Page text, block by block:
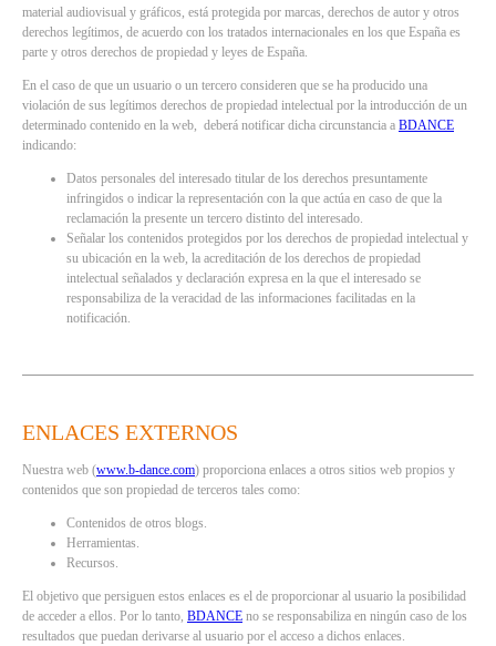
material audiovisual y gráficos, está protegida por marcas, derechos de autor y otros
derechos legítimos, de acuerdo con los tratados internacionales en los que España es
parte y otros derechos de propiedad y leyes de España.
En el caso de que un usuario o un tercero consideren que se ha producido una
violación de sus legítimos derechos de propiedad intelectual por la introducción de un
determinado contenido en la web, deberá notificar dicha circunstancia a BDANCE
indicando:
Datos personales del interesado titular de los derechos presuntamente
infringidos o indicar la representación con la que actúa en caso de que la
reclamación la presente un tercero distinto del interesado.
Señalar los contenidos protegidos por los derechos de propiedad intelectual y
su ubicación en la web, la acreditación de los derechos de propiedad
intelectual señalados y declaración expresa en la que el interesado se
responsabiliza de la veracidad de las informaciones facilitadas en la
notificación.
ENLACES EXTERNOS
Nuestra web (www.b-dance.com) proporciona enlaces a otros sitios web propios y
contenidos que son propiedad de terceros tales como:
Contenidos de otros blogs.
Herramientas.
Recursos.
El objetivo que persiguen estos enlaces es el de proporcionar al usuario la posibilidad
de acceder a ellos. Por lo tanto, BDANCE no se responsabiliza en ningún caso de los
resultados que puedan derivarse al usuario por el acceso a dichos enlaces.